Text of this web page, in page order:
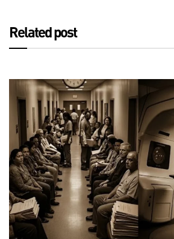
Related post